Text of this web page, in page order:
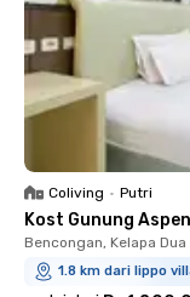
Coliving • Putri
Kost Gunung
Bencongan, Kelapa Dua
1.8 km dari lippo